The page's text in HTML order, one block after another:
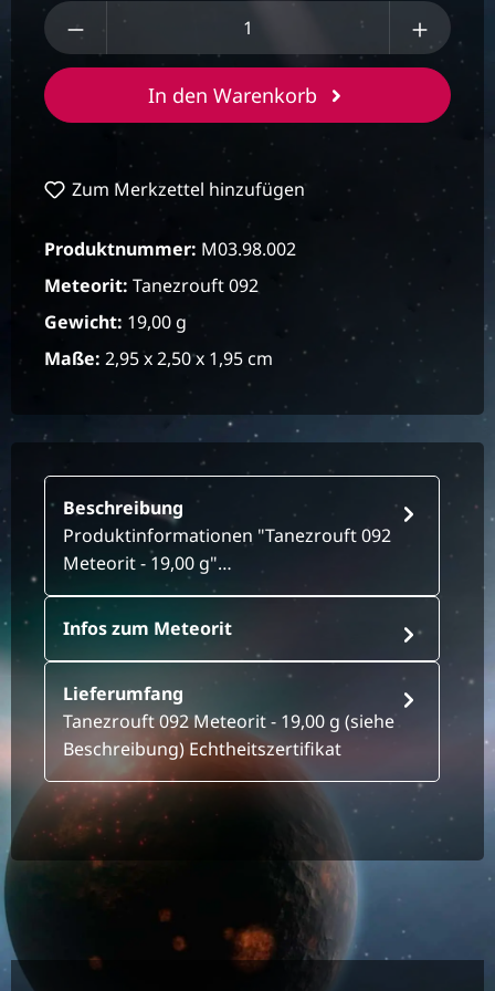
Produkt Anzahl: Gib den gewünschten
In den Warenkorb
Zum Merkzettel hinzufügen
Produktnummer: M03.98.002
Meteorit: Tanezrouft 092
Gewicht: 19,00 g
Maße: 2,95 x 2,50 x 1,95 cm
Beschreibung
Produktinformationen "Tanezrouft 092
Meteorit - 19,00 g"…
Infos zum Meteorit
Lieferumfang
Tanezrouft 092 Meteorit - 19,00 g (siehe
Beschreibung) Echtheitszertifikat